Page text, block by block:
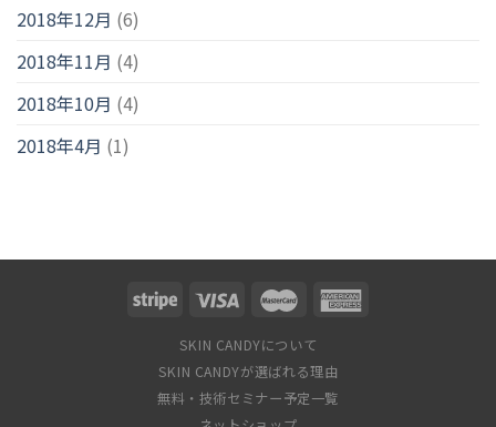
2018年12月 (6)
2018年11月 (4)
2018年10月 (4)
2018年4月 (1)
SKIN CANDYについて
SKIN CANDYが選ばれる理由
無料・技術セミナー予定一覧